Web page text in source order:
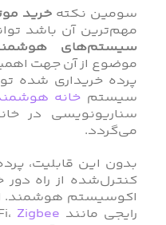
سومین نکتهخرید
مهم‌ترین آن باشد
سیستم‌های
موضوع از آن جهت
پرده خریداری شده
سیستم خانه
سناریونویسی در
می‌گردد.
بدون این قابلیت،
کنترل‌شده از راه
اکوسیستم هوشمند.
رایجی مانند Wi-Fi، Zigbee